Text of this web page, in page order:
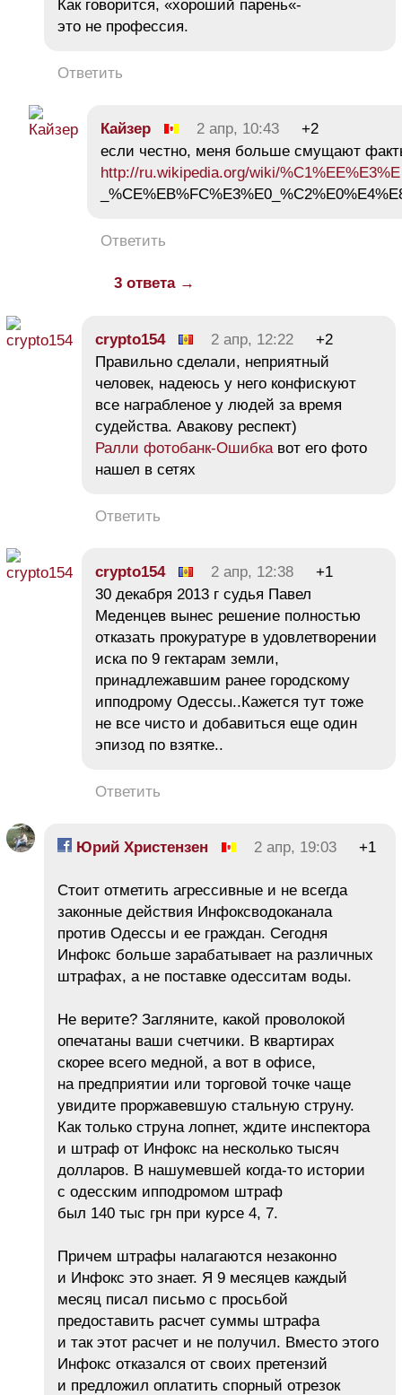
Как говорится, «хороший парень«-
это не профессия.
Ответить
Кайзер 2 апр, 10:43
+2
если честно, меня больше смущают
http://ru.wikipedia.org/wiki/
Ответить
3 ответа →
crypto154 2 апр, 12:22
+2
Правильно сделали, неприятный
человек, надеюсь у него конфискуют
все награбленое у людей за время
судейства. Авакову респект)
Ралли фотобанк-Ошибка вот его фото
нашел в сетях
Ответить
crypto154 2 апр, 12:38
+1
30 декабря 2013 г судья Павел
Меденцев вынес решение полностью
отказать прокуратуре в удовлетворении
иска по 9 гектарам земли,
принадлежавшим ранее городскому
ипподрому Одессы..Кажется тут тоже
не все чисто и добавиться еще один
эпизод по взятке..
Ответить
Юрий Христензен 2 апр, 19:03 +1
Стоит отметить агрессивные и не всегда
законные действия Инфоксводоканала
против Одессы и ее граждан. Сегодня
Инфокс больше зарабатывает на различных
штрафах, а не поставке одесситам воды.
Не верите? Загляните, какой проволокой
опечатаны ваши счетчики. В квартирах
скорее всего медной, а вот в офисе,
на предприятии или торговой точке чаще
увидите проржавевшую стальную струну.
Как только струна лопнет, ждите инспектора
и штраф от Инфокс на несколько тысяч
долларов. В нашумевшей когда-то истории
с одесским ипподромом штраф
был 140 тыс грн при курсе 4, 7.
Причем штрафы налагаются незаконно
и Инфокс это знает. Я 9 месяцев каждый
месяц писал письмо с просьбой
предоставить расчет суммы штрафа
и так этот расчет и не получил. Вместо этого
Инфокс отказался от своих претензий
и предложил оплатить спорный отрезок